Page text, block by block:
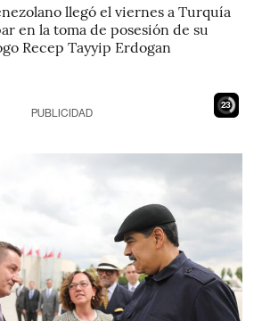
llegó el viernes a Turquía
en la toma de posesión de su
Recep Tayyip Erdogan
22
PUBLICIDAD